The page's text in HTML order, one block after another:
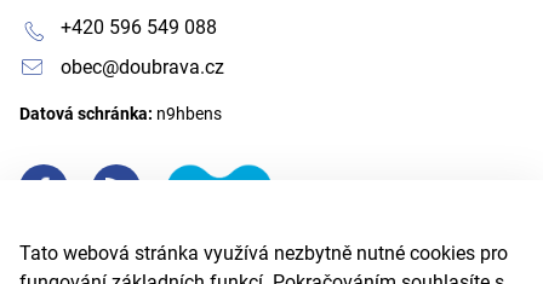
Tato webová stránka využívá nezbytně nutné cookies pro
+420 596 549 088
obec@doubrava.cz
Datová schránka: n9hbens